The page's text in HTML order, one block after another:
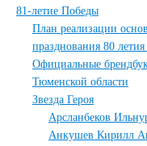
81-летие Победы
План реализации
празднования 80
Официальные
Тюменской области
Звезда Героя
Арсланбеков
Анкушев Кирилл